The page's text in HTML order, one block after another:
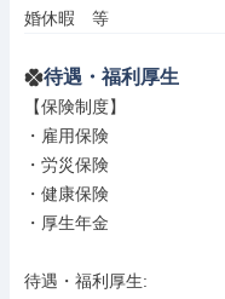
婚休暇　等
待遇・福利厚生
【保険制度】
・雇用保険
・労災保険
・健康保険
・厚生年金
待遇・福利厚生: